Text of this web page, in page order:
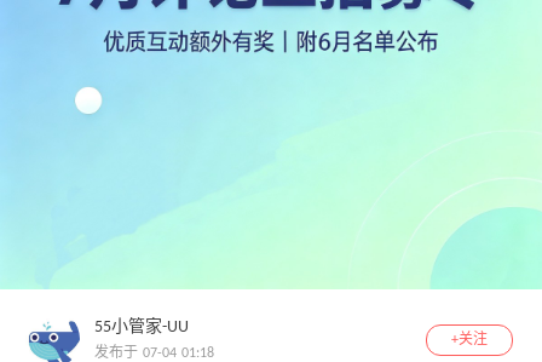
55小管家-UU
发布于 07-04 01:18
+关注